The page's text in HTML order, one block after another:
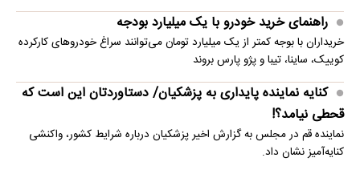
راهنمای خرید خودرو با یک میلیارد بودجه
خریداران با بوجه کمتر از یک میلیارد تومان می‌توانند سراغ خودروهای کارکرده
کوییک، ساینا، تیبا و پژو پارس بروند
کنایه نماینده پایداری به پزشکیان/ دستاوردتان این است که
قحطی نیامد؟!
نماینده قم در مجلس به گزارش اخیر پزشکیان درباره شرایط کشور، واکنشی
کنایه‌آمیز نشان داد.